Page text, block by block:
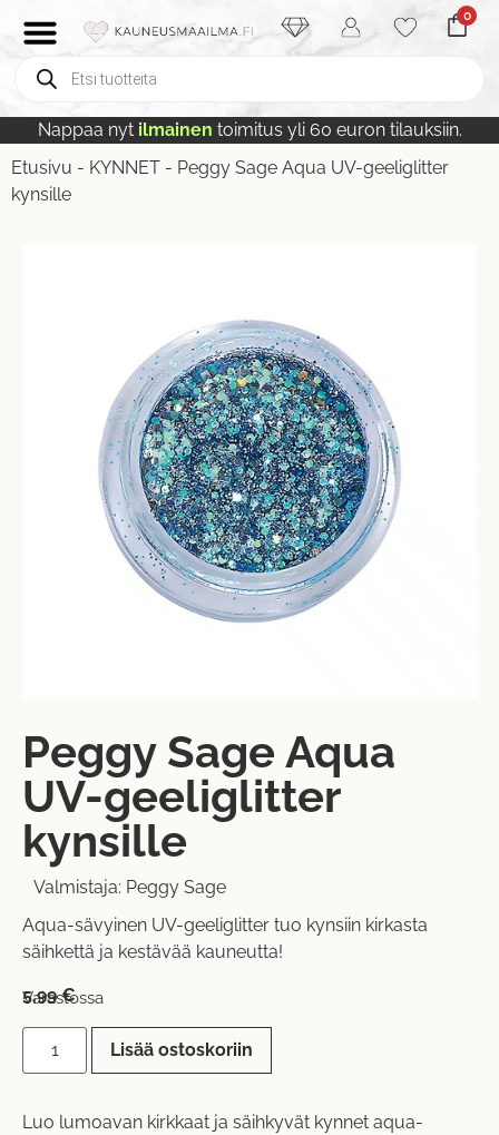
0
Nappaa nyt ilmainen toimitus yli 60 euron tilauksiin.
Etusivu - KYNNET - Peggy Sage Aqua UV-geeliglitter
kynsille
Peggy Sage Aqua
UV-geeliglitter
kynsille
Valmistaja: Peggy Sage
Aqua-sävyinen UV-geeliglitter tuo kynsiin kirkasta
säihkettä ja kestävää kauneutta!
5,99€
Varastossa
Lisää ostoskoriin
Luo lumoavan kirkkaat ja säihkyvät kynnet aqua-